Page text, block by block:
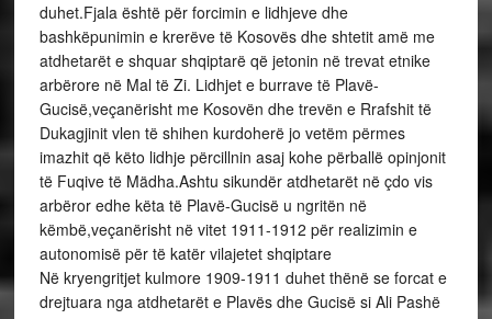
duhet.Fjala është për forcimin e lidhjeve dhe
bashkëpunimin e krerëve të Kosovës dhe shtetit amë me
atdhetarët e shquar shqiptarë që jetonin në trevat etnike
arbërore në Mal të Zi. Lidhjet e burrave të Plavë-
Gucisë,veçanërisht me Kosovën dhe trevën e Rrafshit të
Dukagjinit vlen të shihen kurdoherë jo vetëm përmes
imazhit që këto lidhje përcillnin asaj kohe përballë opinjonit
të Fuqive të Mädha.Ashtu sikundër atdhetarët në çdo vis
arbëror edhe këta të Plavë-Gucisë u ngritën në
këmbë,veçanërisht në vitet 1911-1912 për realizimin e
autonomisë për të katër vilajetet shqiptare
Në kryengritjet kulmore 1909-1911 duhet thënë se forcat e
drejtuara nga atdhetarët e Plavës dhe Gucisë si Ali Pashë